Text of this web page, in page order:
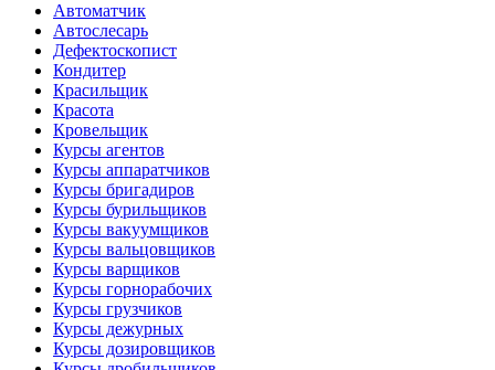
Автоматчик
Автослесарь
Дефектоскопист
Кондитер
Красильщик
Красота
Кровельщик
Курсы агентов
Курсы аппаратчиков
Курсы бригадиров
Курсы бурильщиков
Курсы вакуумщиков
Курсы вальцовщиков
Курсы варщиков
Курсы горнорабочих
Курсы грузчиков
Курсы дежурных
Курсы дозировщиков